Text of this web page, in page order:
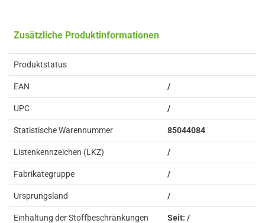
Zusätzliche Produktinformationen
Produktstatus
EAN /
UPC /
Statistische Warennummer 85044084
Listenkennzeichen (LKZ) /
Fabrikategruppe /
Ursprungsland /
Einhaltung der Stoffbeschränkungen
Seit: /